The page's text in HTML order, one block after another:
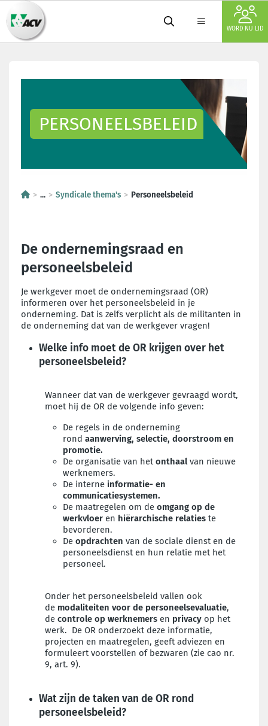
WORD NU LID
PERSONEELSBELEID
... Syndicale thema's Personeelsbeleid
De ondernemingsraad en
personeelsbeleid
Je werkgever moet de ondernemingsraad (OR)
informeren over het personeelsbeleid in je
onderneming. Dat is zelfs verplicht als de militanten in
de onderneming dat van de werkgever vragen!
Welke info moet de OR krijgen over het
personeelsbeleid?
Wanneer dat van de werkgever gevraagd wordt,
moet hij de OR de volgende info geven:
De regels in de onderneming
rond aanwerving, selectie, doorstroom en
promotie.
De organisatie van het onthaalvan nieuwe
werknemers.
De interne informatie- en
communicatiesystemen.
De maatregelen om de omgang op de
werkvloer en hiërarchische relaties te
bevorderen.
De opdrachten van de sociale dienst en de
personeelsdienst en hun relatie met het
personeel.
Onder het personeelsbeleid vallen ook
de modaliteiten voor de personeelsevaluatie,
de controle op werknemers en privacy op het
werk. De OR onderzoekt deze informatie,
projecten en maatregelen, geeft adviezen en
formuleert voorstellen of bezwaren (zie cao nr.
9, art. 9).
Wat zijn de taken van de OR rond
personeelsbeleid?